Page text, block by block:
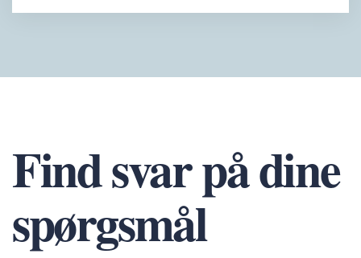
Find svar på dine
spørgsmål